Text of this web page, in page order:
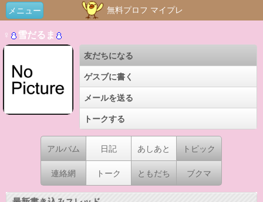
メニュー 無料プロフ マイプレ
♀ 雪だるま
友だちになる
ゲスブに書く
メールを送る
トークする
アルバム 日記 あしあと トピック
連絡網 トーク ともだち ブクマ